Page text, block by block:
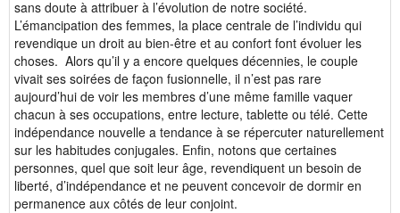
sans doute à attribuer à l’évolution de notre société.
L’émancipation des femmes, la place centrale de l’individu qui
revendique un droit au bien-être et au confort font évoluer les
choses. Alors qu’il y a encore quelques décennies, le couple
vivait ses soirées de façon fusionnelle, il n’est pas rare
aujourd’hui de voir les membres d’une même famille vaquer
chacun à ses occupations, entre lecture, tablette ou télé. Cette
indépendance nouvelle a tendance à se répercuter naturellement
sur les habitudes conjugales. Enfin, notons que certaines
personnes, quel que soit leur âge, revendiquent un besoin de
liberté, d’indépendance et ne peuvent concevoir de dormir en
permanence aux côtés de leur conjoint.